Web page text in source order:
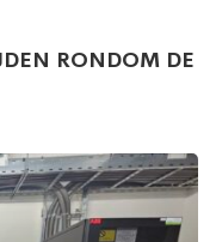
RONDOM DE